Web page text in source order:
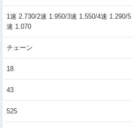
1速 2.730/2速 1.950/3速 1.550/4速 1.290/5
速 1.070
チェーン
18
43
525